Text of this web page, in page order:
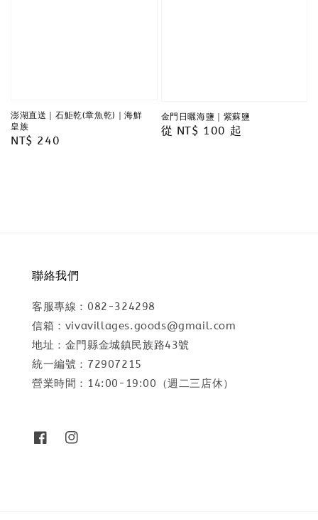
澎湖直送｜石鮔乾(章魚乾)｜海鮮
皇族
Regular
NT$ 240
金門日曬海鹽｜紫蘇鹽
Regular
從 NT$ 100 起
聯絡我們
客服專線：082-324298
信箱：vivavillages.goods@gmail.com
地址：金門縣金城鎮民族路43號
統一編號：72907215
營業時間：14:00-19:00（週二三店休）